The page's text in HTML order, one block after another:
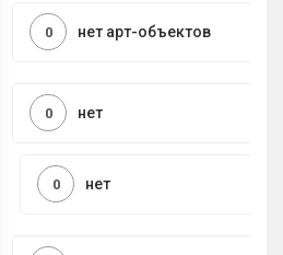
нет арт-объектов
0
нет
0
нет
0